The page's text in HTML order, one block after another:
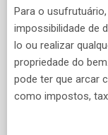
Para o
impossibilidade de
lo ou realizar
propriedade do
pode ter que arcar
como impostos,